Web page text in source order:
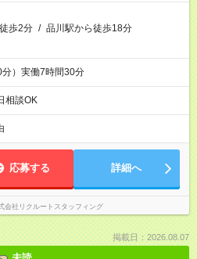
歩2分 / 品川駅から徒歩18分
）実働7時間30分
談OK
応募する 詳細へ
会社リクルートスタッフィング
掲載日：2026.08.07